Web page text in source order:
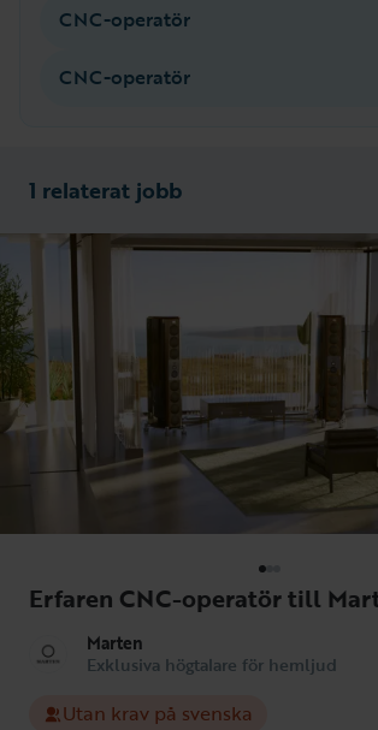
CNC-operatör
CNC-operatör
1 relaterat jobb
Erfaren CNC-operatör till
Marten
Exklusiva högtalare för hemljud
Utan krav på svenska